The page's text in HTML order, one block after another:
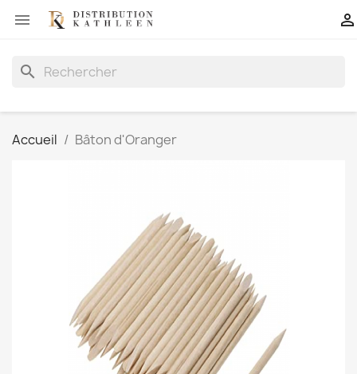
 
search
Accueil Bâton d'Oranger